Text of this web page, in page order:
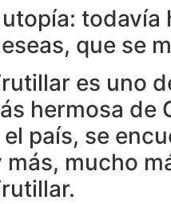
que se
es uno
hermosa de
el país, se
más, mucho